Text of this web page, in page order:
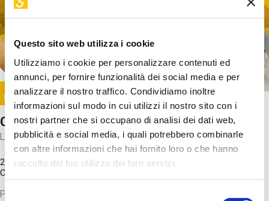
Questo sito web utilizza i cookie
Utilizziamo i cookie per personalizzare contenuti ed
annunci, per fornire funzionalità dei social media e per
analizzare il nostro traffico. Condividiamo inoltre
informazioni sul modo in cui utilizzi il nostro sito con i
nostri partner che si occupano di analisi dei dati web,
pubblicità e social media, i quali potrebbero combinarle
con altre informazioni che hai fornito loro o che hanno
raccolto dal tuo utilizzo dei loro servizi.
Selezione
Image
SUNDAY@STEP
Come funziona il cervello?
Laboratorio
20 Set 2026 / 11:15 - 13:00
Costo
Proveremo a costruire un cervello in cartoncino cercando di